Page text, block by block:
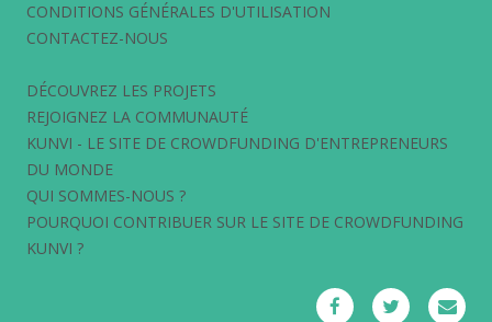
CONDITIONS GÉNÉRALES D'UTILISATION
CONTACTEZ-NOUS
DÉCOUVREZ LES PROJETS
REJOIGNEZ LA COMMUNAUTÉ
KUNVI - LE SITE DE CROWDFUNDING D'ENTREPRENEURS
DU MONDE
QUI SOMMES-NOUS ?
POURQUOI CONTRIBUER SUR LE SITE DE CROWDFUNDING
KUNVI ?